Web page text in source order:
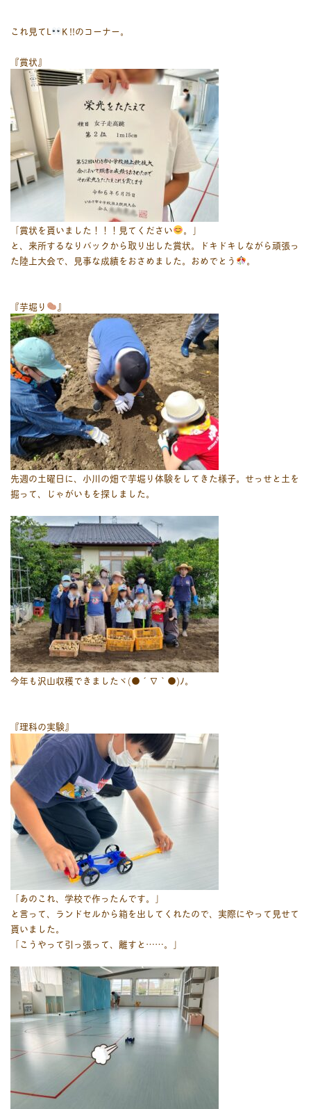
これ見てL K !!のコーナー。
『賞状』
「賞状を貰いました！！！見てください
。」
と、来所するなりバックから取り出した賞状。ドキドキしながら頑張っ
た陸上大会で、見事な成績をおさめました。おめでとう
。
『芋堀り 』
先週の土曜日に、小川の畑で芋堀り体験をしてきた様子。せっせと土を
掘って、じゃがいもを探しました。
今年も沢山収穫できましたヾ(●´∇｀●)ﾉ。
『理科の実験』
「あのこれ、学校で作ったんです。」
と言って、ランドセルから箱を出してくれたので、実際にやって見せて
貰いました。
「こうやって引っ張って、離すと……。」